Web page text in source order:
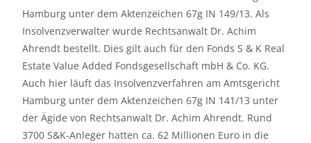
Hamburg unter dem Aktenzeichen 67g IN 149/13. Als
Insolvenzverwalter wurde Rechtsanwalt Dr. Achim
Ahrendt bestellt. Dies gilt auch für den Fonds S & K Real
Estate Value Added Fondsgesellschaft mbH & Co. KG.
Auch hier läuft das Insolvenzverfahren am Amtsgericht
Hamburg unter dem Aktenzeichen 67g IN 141/13 unter
der Ägide von Rechtsanwalt Dr. Achim Ahrendt. Rund
3700 S&K-Anleger hatten ca. 62 Millionen Euro in die